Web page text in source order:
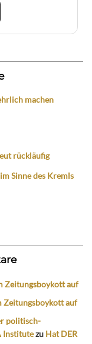
machen
rückläufig
Sinne des Kremls
Zeitungsboykott auf
Zeitungsboykott auf
politisch-
Institutezu Hat DER